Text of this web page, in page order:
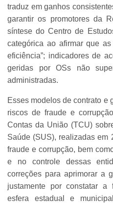
traduz em ganhos
garantir os promotores da
síntese do Centro de
categórica ao afirmar que
eficiência”; indicadores de
geridas por OSs não
administradas.
Esses modelos de contrato e
riscos de fraude e
Contas da União (TCU)
Saúde (SUS), realizadas em
fraude e corrupção, bem
e no controle dessas
correções para aprimorar a
justamente por constatar a
esfera estadual e